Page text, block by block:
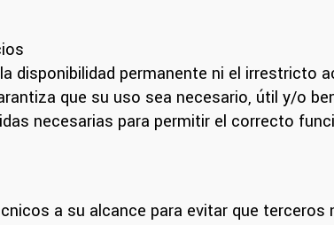
disponibilidad permanente ni el irrestricto
que su uso sea necesario, útil y/o
necesarias para permitir el correcto
a su alcance para evitar que